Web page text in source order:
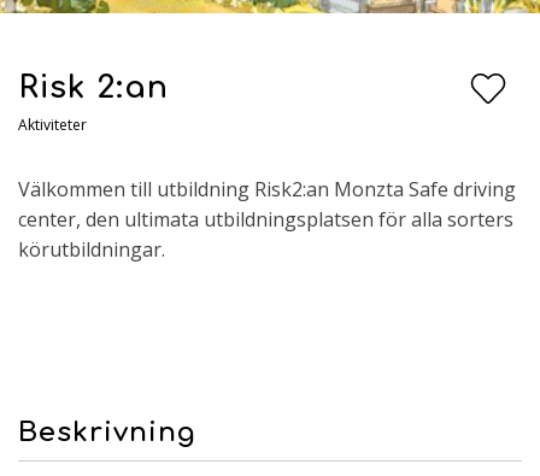
Risk 2:an
Aktiviteter
Välkommen till utbildning Risk2:an Monzta Safe driving
center, den ultimata utbildningsplatsen för alla sorters
körutbildningar.
Beskrivning